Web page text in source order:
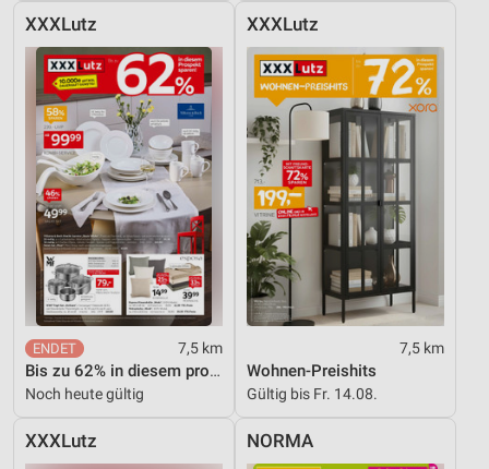
XXXLutz
7,5 km
Bis zu 62% in diesem prospekt
Noch heute gültig
XXXLutz
7,5 km
Wohnen-Preishits
Gültig bis Fr. 14.08.
XXXLutz NORMA